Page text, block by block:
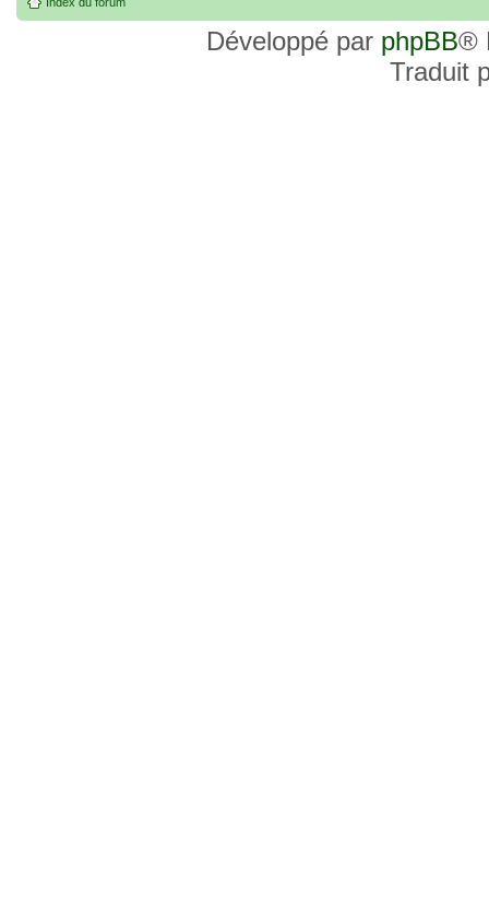
Développé par phpBB®
Traduit